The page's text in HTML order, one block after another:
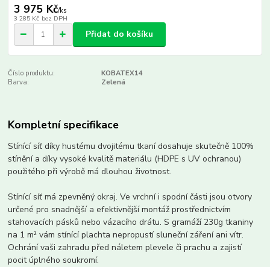
3 975 Kč/ks
3 285 Kč bez DPH
Přidat do košíku
Číslo produktu:
KOBATEX14
Barva:
Zelená
Kompletní specifikace
Stínící síť díky hustému dvojitému tkaní dosahuje skutečně 100%
stínění a díky vysoké kvalitě materiálu (HDPE s UV ochranou)
použitého při výrobě má dlouhou životnost.
Stínící síť má zpevněný okraj. Ve vrchní i spodní části jsou otvory
určené pro snadnější a efektivnější montáž prostřednictvím
stahovacích pásků nebo vázacího drátu. S gramáží 230g tkaniny
na 1 m² vám stínící plachta nepropustí sluneční záření ani vítr.
Ochrání vaši zahradu před náletem plevele či prachu a zajistí
pocit úplného soukromí.